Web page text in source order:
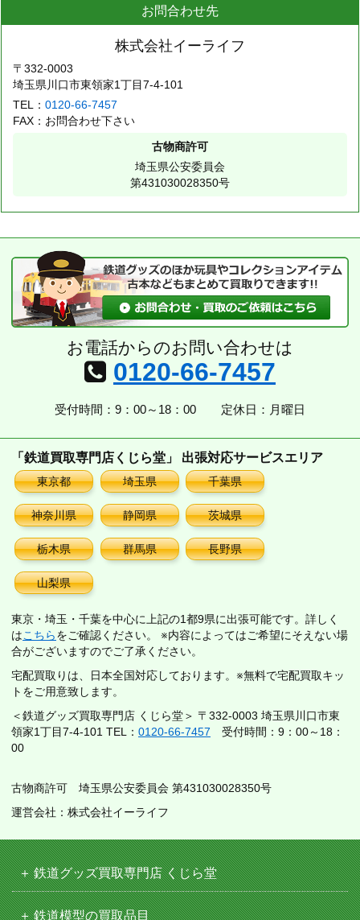
お問合わせ先
株式会社イーライフ
〒332-0003
埼玉県川口市東領家1丁目7-4-101
TEL：0120-66-7457
FAX：お問合わせ下さい
古物商許可
埼玉県公安委員会
第431030028350号
お電話からのお問い合わせは
0120-66-7457
受付時間：9：00～18：00 定休日：月曜日
「鉄道買取専門店くじら堂」 出張対応サービスエリア
東京都 埼玉県 千葉県
神奈川県 静岡県 茨城県
栃木県 群馬県 長野県
山梨県
東京・埼玉・千葉を中心に上記の1都9県に出張可能です。詳しく
はこちらをご確認ください。 ※内容によってはご希望にそえない場
合がございますのでご了承ください。
宅配買取りは、日本全国対応しております。※無料で宅配買取キッ
トをご用意致します。
＜鉄道グッズ買取専門店 くじら堂＞ 〒332-0003 埼玉県川口市東
領家1丁目7-4-101 TEL： 0120-66-7457 受付時間：9：00～18：
00
古物商許可 埼玉県公安委員会 第431030028350号
運営会社：株式会社イーライフ
鉄道グッズ買取専門店 くじら堂
鉄道模型の買取品目